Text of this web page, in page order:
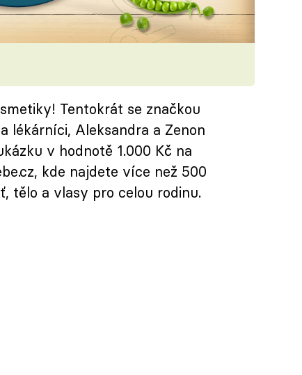
Tentokrát se značkou
lékárníci, Aleksandra a Zenon
v hodnotě 1.000 Kč na
kde najdete více než 500
tělo a vlasy pro celou rodinu.